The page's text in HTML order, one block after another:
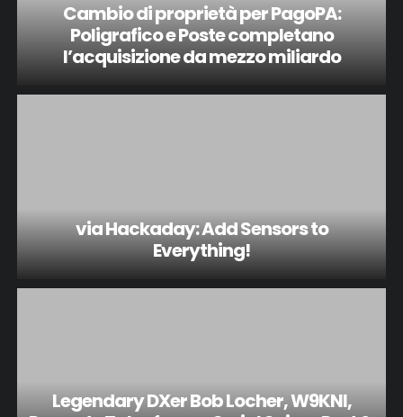
Cambio di proprietà per PagoPA:
Poligrafico e Poste completano
l’acquisizione da mezzo miliardo
via Hackaday: Add Sensors to
Everything!
Legendary DXer Bob Locher, W9KNI,